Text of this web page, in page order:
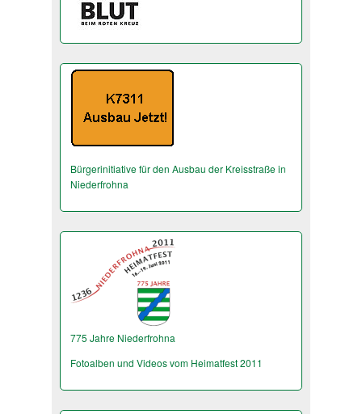
Bürgerinitiative für den Ausbau der Kreisstraße in
Niederfrohna
775 Jahre Niederfrohna
Fotoalben und Videos vom Heimatfest 2011